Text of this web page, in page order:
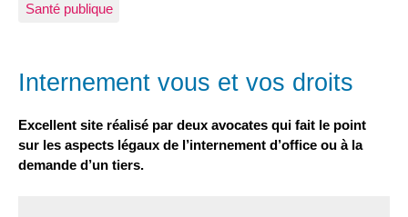
Santé publique
Internement vous et vos droits
Excellent site réalisé par deux avocates qui fait le point
sur les aspects légaux de l’internement d’office ou à la
demande d’un tiers.